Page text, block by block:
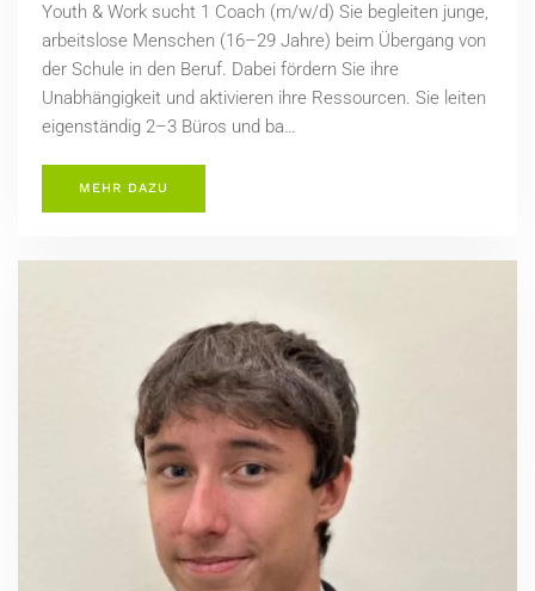
Youth & Work sucht 1 Coach (m/w/d) Sie begleiten junge,
arbeitslose Menschen (16–29 Jahre) beim Übergang von
der Schule in den Beruf. Dabei fördern Sie ihre
Unabhängigkeit und aktivieren ihre Ressourcen. Sie leiten
eigenständig 2–3 Büros und ba…
MEHR DAZU